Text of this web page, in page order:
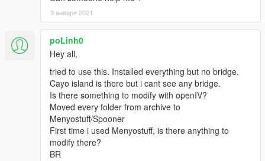
3 января 2021
poLinh0
Hey all,
tried to use this. Installed everything but no bridge.
Cayo island is there but i cant see any bridge.
Is there something to modify with openIV?
Moved every folder from archive to
Menyostuff/Spooner
First time i used Menyostuff, is there anything to
modify there?
BR